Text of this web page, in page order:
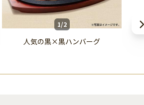
1/2
人気の黒×黒ハンバーグ